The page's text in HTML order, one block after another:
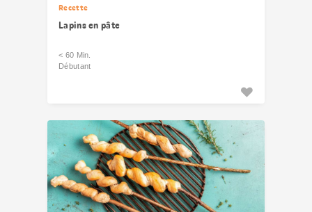
Recette
Lapins en pâte
< 60 Min.
Débutant